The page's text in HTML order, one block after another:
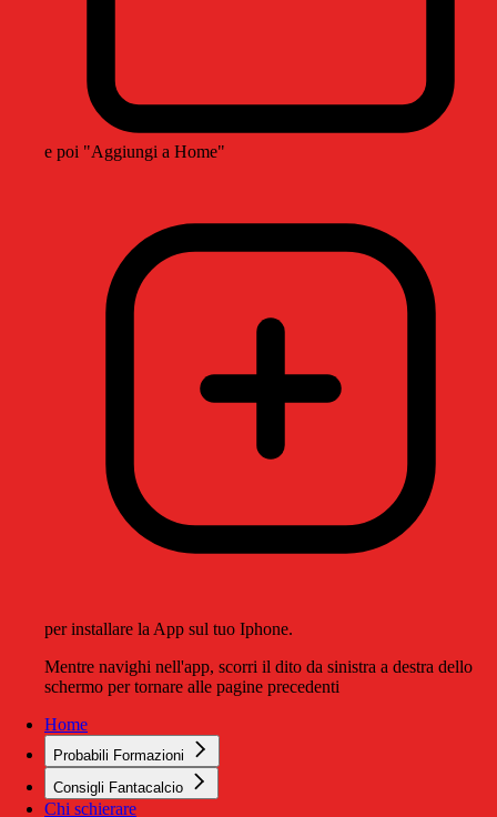
e poi "Aggiungi a Home"
per installare la App sul tuo Iphone.
Mentre navighi nell'app, scorri il dito da sinistra a destra dello
schermo per tornare alle pagine precedenti
Home
Probabili Formazioni
Consigli Fantacalcio
Chi schierare